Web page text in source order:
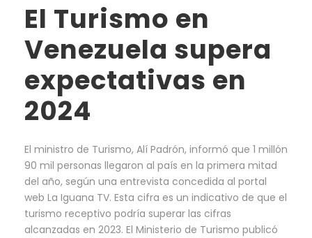
El Turismo en
Venezuela supera
expectativas en
2024
El ministro de Turismo, Alí Padrón, informó que 1 millón
90 mil personas llegaron al país en la primera mitad
del año, según una entrevista concedida al portal
web La Iguana TV. Esta cifra es un indicativo de que el
turismo receptivo podría superar las cifras
alcanzadas en 2023. El Ministerio de Turismo publicó